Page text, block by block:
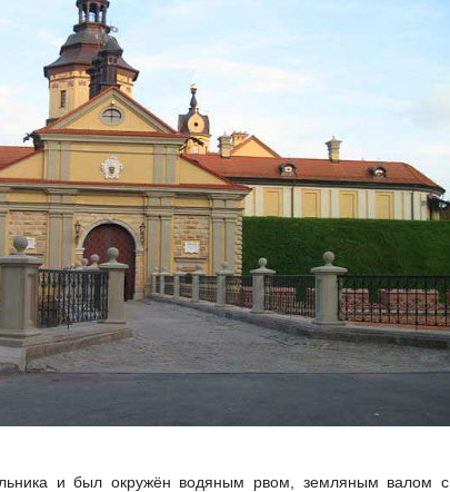
и был окружён водяным рвом, земляным валом с